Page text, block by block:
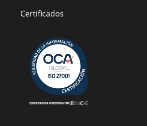
Certificados